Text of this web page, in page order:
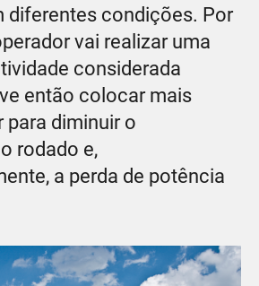
diferentes condições. Por
vai realizar uma
considerada
então colocar mais
para diminuir o
rodado e,
a perda de potência